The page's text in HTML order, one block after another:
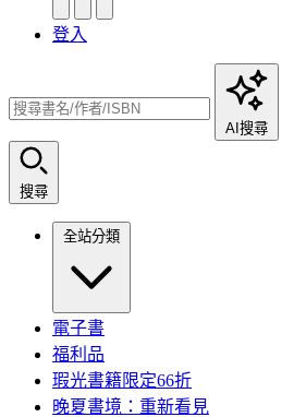
登入
AI搜尋
搜尋
全站分類
電子書
福利品
瑕光書籍限定66折
晚夏書境：重新看見